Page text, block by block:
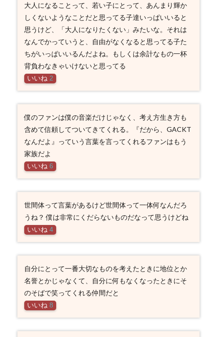
大人になることって、若い子にとって、あんまり輝か
しくないようなことだと思ってる子達いっぱいいると
思うけど、「大人になりたくない」みたいな。それは
なんでかっていうと、自由がなくなると思ってる子た
ちがいっぱいいるんだよね。もしくは余計なもの一杯
背負わなきゃいけないと思ってる
いいね 2
僕のファンは僕の音楽だけじゃなく、考え方生き方も
含めて信頼してついてきてくれる。『だから、GACKT
なんだよ』っていう言葉を言ってくれるファンはもう
家族だよ
いいね 6
世間体って言葉があるけど世間体って一体何なんだろ
うね？ 僕は非常にくだらないものだなって思うけどね
いいね 4
自分にとって一番大切なものを考えたときに地位とか
名誉とかじゃなくて、自分に何もなくなったときにそ
のそばで笑ってくれる仲間だと
いいね 8